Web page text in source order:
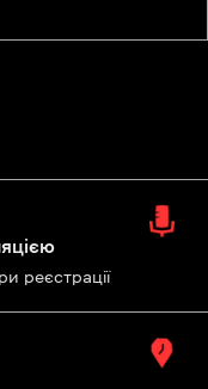
реєстрації